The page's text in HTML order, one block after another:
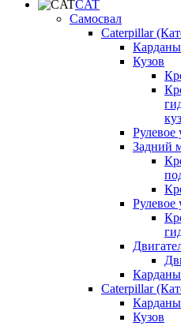
CAT
Самосвал
Caterpillar
Карданы
Кузов
Рулевое
Задний
Рулевое
Карданы
Caterpillar
Карданы
Кузов